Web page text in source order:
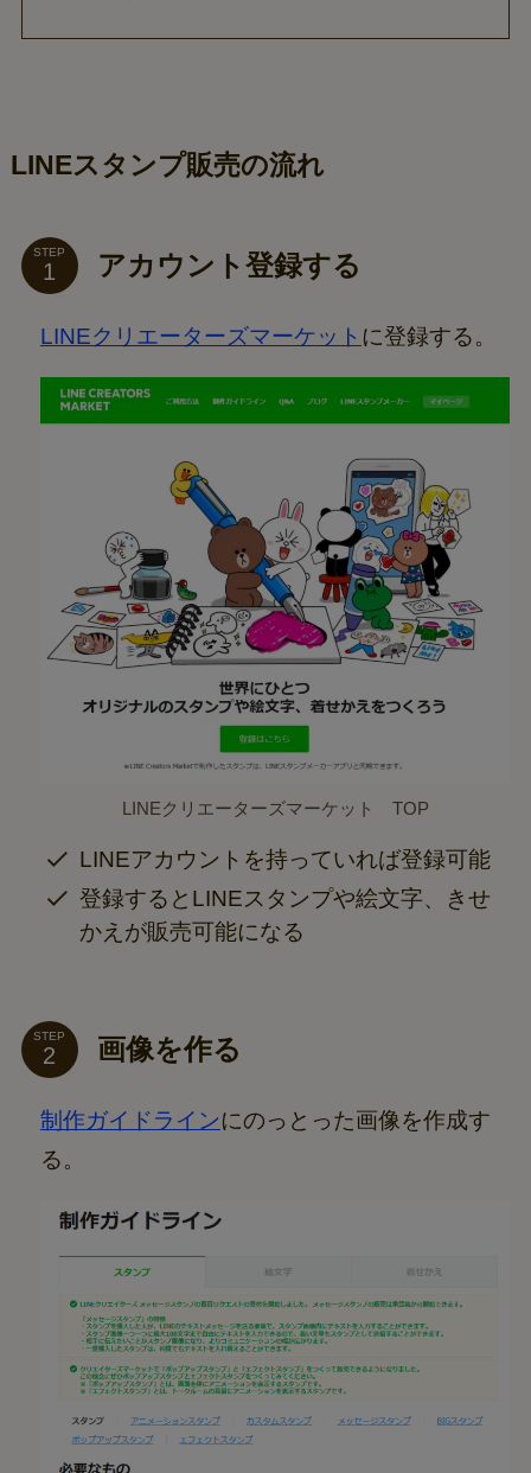
LINEスタンプ販売の流れ
STEP アカウント登録する
LINEクリエーターズマーケット に登録する。
LINEクリエーターズマーケット TOP
LINEアカウントを持っていれば登録可能
登録するとLINEスタンプや絵文字、きせ
かえが販売可能になる
STEP 画像を作る
制作ガイドラインにのっとった画像を作成す
る。